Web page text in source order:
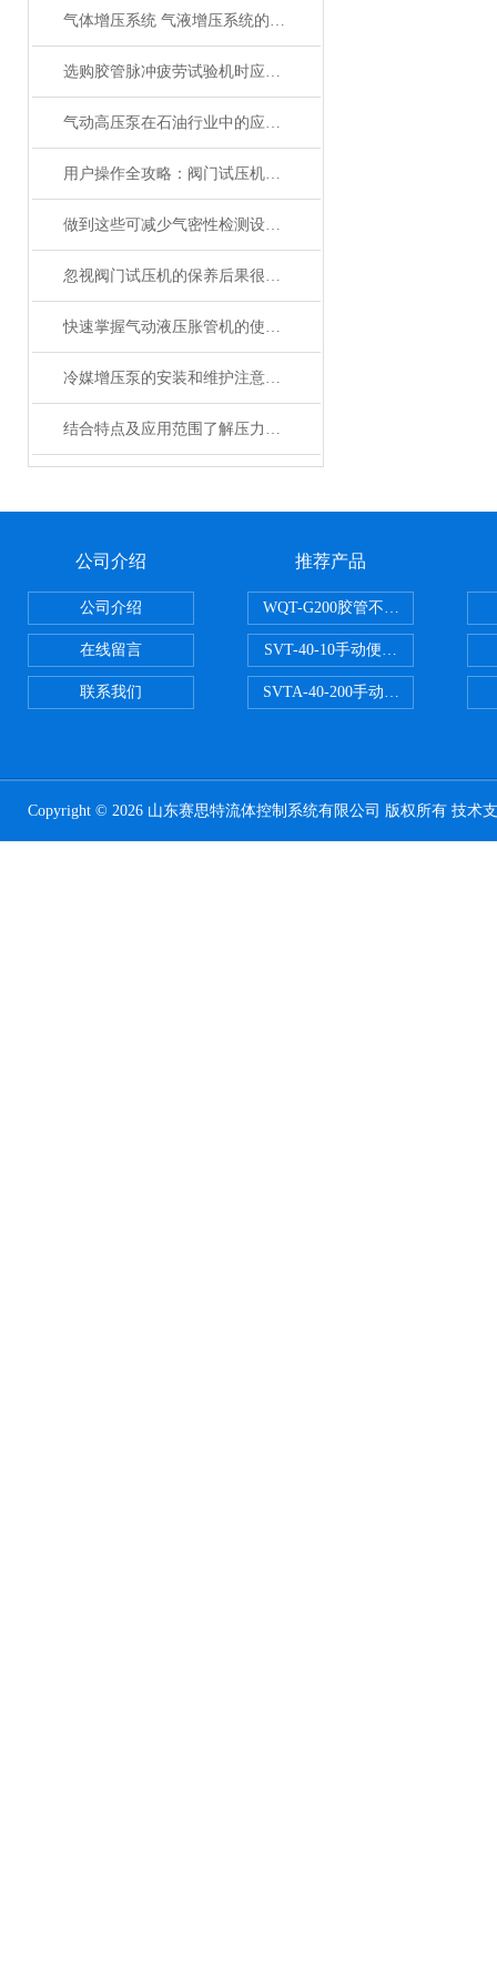
气体增压系统 气液增压系统的典型应用
选购胶管脉冲疲劳试验机时应从哪几方面考虑？
气动高压泵在石油行业中的应用及其关键特点是什么？
用户操作全攻略：阀门试压机的安装、设置与测试流程
做到这些可减少气密性检测设备的故障发生！
忽视阀门试压机的保养后果很严重
快速掌握气动液压胀管机的使用要点
冷媒增压泵的安装和维护注意事项有哪些？
结合特点及应用范围了解压力表校核试验台
公司介绍
公司介绍
在线留言
联系我们
推荐产品
WQT-G200胶管不锈钢管水压气
SVT-40-10手动便携式安全阀校验
SVTA-40-200手动数显表控制安全
Copyright © 2026 山东赛思特流体控制系统有限公司 版权所有 技术